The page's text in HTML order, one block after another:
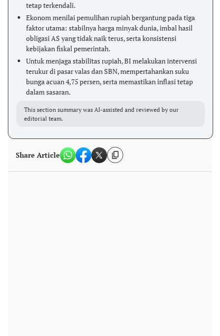
tetap terkendali.
Ekonom menilai pemulihan rupiah bergantung pada tiga
faktor utama: stabilnya harga minyak dunia, imbal hasil
obligasi AS yang tidak naik terus, serta konsistensi
kebijakan fiskal pemerintah.
Untuk menjaga stabilitas rupiah, BI melakukan intervensi
terukur di pasar valas dan SBN, mempertahankan suku
bunga acuan 4,75 persen, serta memastikan inflasi tetap
dalam sasaran.
This section summary was AI-assisted and reviewed by our
editorial team.
Share Article